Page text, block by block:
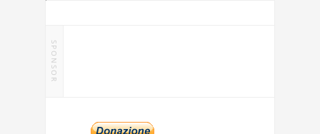
SPONSOR